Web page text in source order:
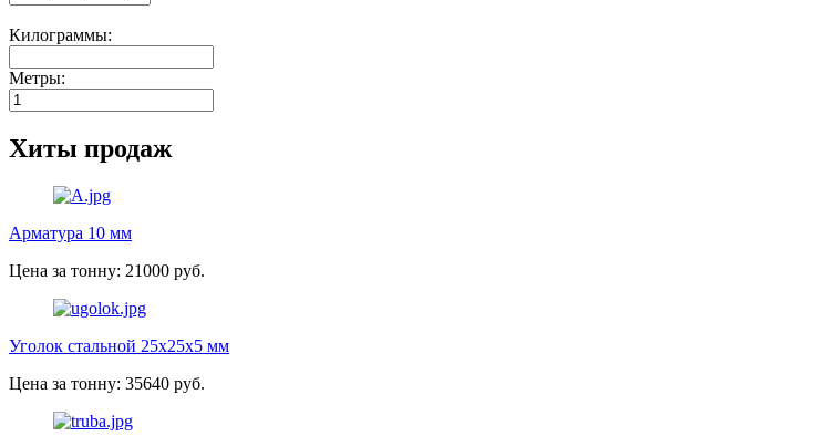
Килограммы:
Метры:
Хиты продаж
Арматура 10 мм
Цена за тонну: 21000 руб.
Уголок стальной 25х25х5 мм
Цена за тонну: 35640 руб.